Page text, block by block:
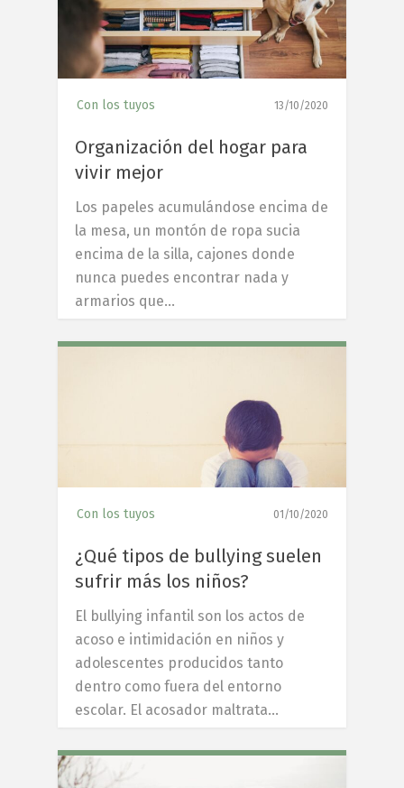
Con los tuyos 13/10/2020
Organización del hogar para
vivir mejor
Los papeles acumulándose encima de
la mesa, un montón de ropa sucia
encima de la silla, cajones donde
nunca puedes encontrar nada y
armarios que…
Con los tuyos 01/10/2020
¿Qué tipos de bullying suelen
sufrir más los niños?
El bullying infantil son los actos de
acoso e intimidación en niños y
adolescentes producidos tanto
dentro como fuera del entorno
escolar. El acosador maltrata…